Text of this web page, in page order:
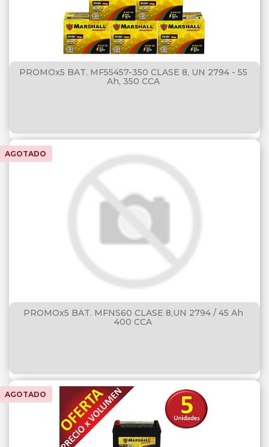
PROMOx5 BAT. MF55457-350 CLASE 8, UN 2794 - 55
Ah, 350 CCA
AGOTADO
PROMOx5 BAT. MFNS60 CLASE 8,UN 2794 / 45 Ah
400 CCA
AGOTADO